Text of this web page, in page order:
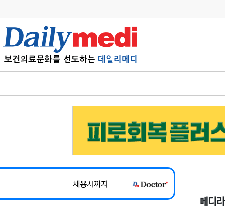
6
관리급여 실시
수련환경 개선
의과대학 입시
사고
수첩
정책/통계 공시 지
~2026-08-31
채용시까지
채용시까지
~2026-08-15
메디